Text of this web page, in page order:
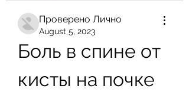
Проверено Лично
August 5, 2023
Боль в спине от
кисты на почке